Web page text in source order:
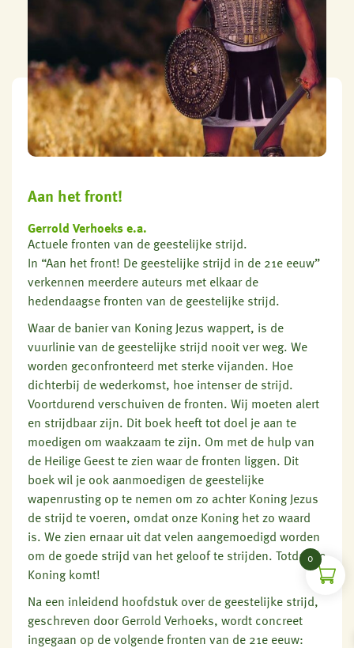
Aan het front!
Gerrold Verhoeks e.a.
Actuele fronten van de geestelijke strijd.
In “Aan het front! De geestelijke strijd in de 21e eeuw”
verkennen meerdere auteurs met elkaar de
hedendaagse fronten van de geestelijke strijd.
Waar de banier van Koning Jezus wappert, is de
vuurlinie van de geestelijke strijd nooit ver weg. We
worden geconfronteerd met sterke vijanden. Hoe
dichterbij de wederkomst, hoe intenser de strijd.
Voortdurend verschuiven de fronten. Wij moeten alert
en strijdbaar zijn. Dit boek heeft tot doel je aan te
moedigen om waakzaam te zijn. Om met de hulp van
de Heilige Geest te zien waar de fronten liggen. Dit
boek wil je ook aanmoedigen de geestelijke
wapenrusting op te nemen om zo achter Koning Jezus
de strijd te voeren, omdat onze Koning het zo waard
is. We zien ernaar uit dat velen aangemoedigd worden
om de goede strijd van het geloof te strijden. Totdat de
Koning komt!
Na een inleidend hoofdstuk over de geestelijke strijd,
geschreven door Gerrold Verhoeks, wordt concreet
ingegaan op de volgende fronten van de 21e eeuw:
0